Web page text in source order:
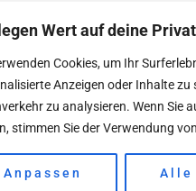
Wert auf deine
Cookies, um Ihr
Anzeigen oder Inhalte zu
zu analysieren. Wenn Sie
stimmen Sie der Verwendung
Anpassen Alle
außerhalb der Grenzen
nicht kommerziellen
auf dieser Seite nicht
auf eine
umgehend entfernen.